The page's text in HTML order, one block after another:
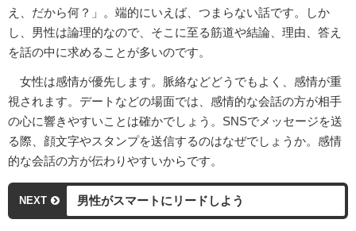
え、だから何？」。端的にいえば、つまらない話です。しか
し、男性は論理的なので、そこに至る筋道や結論、理由、答え
を話の中に求めることが多いのです。
女性は感情が優先します。脈絡などどうでもよく、感情が重
視されます。デートなどの場面では、感情的な会話の方が相手
の心に響きやすいことは確かでしょう。SNSでメッセージを送
る際、顔文字やスタンプを送信するのはなぜでしょうか。感情
的な会話の方が伝わりやすいからです。
NEXT 男性がスマートにリードしよう